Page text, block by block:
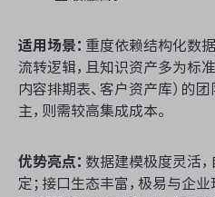
适用场景： 重度依赖结构化数
流转逻辑，且知识资产多为标
内容排期表、客户资产库）的
主，则需较高集成成本。
优势亮点： 数据建模极度灵活
定；接口生态丰富，极易与企